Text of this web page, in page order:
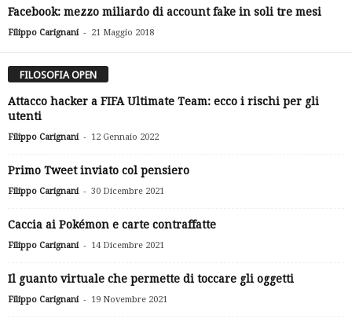
Facebook: mezzo miliardo di account fake in soli tre mesi
Filippo Carignani - 21 Maggio 2018
FILOSOFIA OPEN
Attacco hacker a FIFA Ultimate Team: ecco i rischi per gli
utenti
Filippo Carignani - 12 Gennaio 2022
Primo Tweet inviato col pensiero
Filippo Carignani - 30 Dicembre 2021
Caccia ai Pokémon e carte contraffatte
Filippo Carignani - 14 Dicembre 2021
Il guanto virtuale che permette di toccare gli oggetti
Filippo Carignani - 19 Novembre 2021